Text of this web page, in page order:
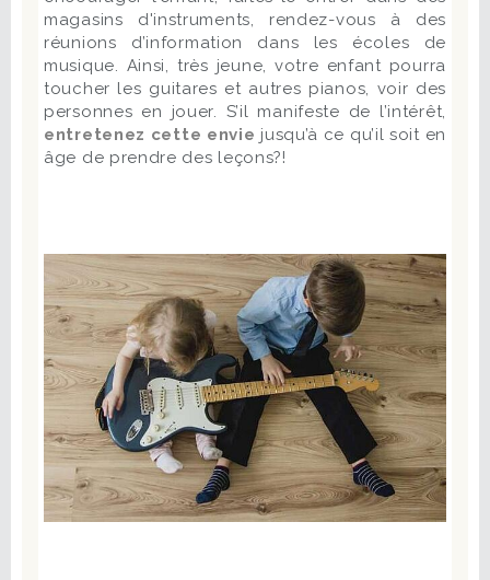
magasins d'instruments, rendez-vous à des
réunions d’information dans les écoles de
musique. Ainsi, très jeune, votre enfant pourra
toucher les guitares et autres pianos, voir des
personnes en jouer. S’il manifeste de l’intérêt,
entretenez cette envie jusqu’à ce qu’il soit en
âge de prendre des leçons?!